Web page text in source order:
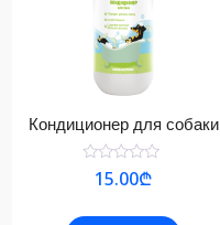
Кондиционер для собаки
Оценка
5
15.00₾